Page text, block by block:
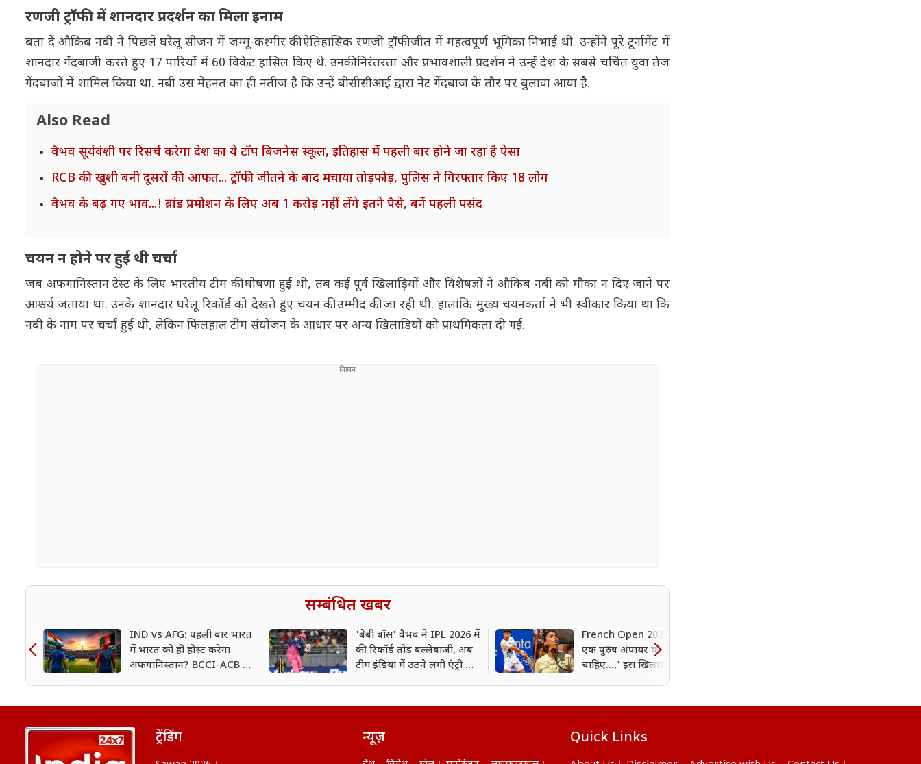
रणजी ट्रॉफी में शानदार प्रदर्शन का मिला इनाम
बता दें औकिब नबी ने पिछले घरेलू सीजन में जम्मू-कश्मीर की ऐतिहासिक रणजी ट्रॉफी जीत में महत्वपूर्ण भूमिका निभाई थी. उन्होंने पूरे टूर्नामेंट में
शानदार गेंदबाजी करते हुए 17 पारियों में 60 विकेट हासिल किए थे. उनकी निरंतरता और प्रभावशाली प्रदर्शन ने उन्हें देश के सबसे चर्चित युवा तेज
गेंदबाजों में शामिल किया था. नबी उस मेहनत का ही नतीज है कि उन्हें बीसीसीआई द्वारा नेट गेंदबाज के तौर पर बुलावा आया है.
Also Read
वैभव सूर्यवंशी पर रिसर्च करेगा देश का ये टॉप बिजनेस स्कूल, इतिहास में पहली बार होने जा रहा है ऐसा
RCB की खुशी बनी दूसरों की आफत... ट्रॉफी जीतने के बाद मचाया तोड़फोड़, पुलिस ने गिरफ्तार किए 18 लोग
वैभव के बढ़ गए भाव...! ब्रांड प्रमोशन के लिए अब 1 करोड़ नहीं लेंगे इतने पैसे, बनें पहली पसंद
चयन न होने पर हुई थी चर्चा
जब अफगानिस्तान टेस्ट के लिए भारतीय टीम की घोषणा हुई थी, तब कई पूर्व खिलाड़ियों और विशेषज्ञों ने औकिब नबी को मौका न दिए जाने पर
आश्चर्य जताया था. उनके शानदार घरेलू रिकॉर्ड को देखते हुए चयन की उम्मीद की जा रही थी. हालांकि मुख्य चयनकर्ता ने भी स्वीकार किया था कि
नबी के नाम पर चर्चा हुई थी, लेकिन फिलहाल टीम संयोजन के आधार पर अन्य खिलाड़ियों को प्राथमिकता दी गई.
सम्बंधित खबर
IND vs AFG: पहली बार भारत
में भारत को ही होस्ट करेगा
अफगानिस्तान? BCCI-ACB में
'बेबी बॉस' वैभव ने IPL 2026 में
की रिकॉर्ड तोड़ बल्लेबाजी, अब
टीम इंडिया में उठने लगी एंट्री की
French Open 2026: 'मैच को
एक पुरुष अंपायर को संभालना
चाहिए...,' इस खिलाड़ी ने महिला
अंपायर पर की अभद्र टिप्पणी
ट्रेंडिंग न्यूज़ Quick Links